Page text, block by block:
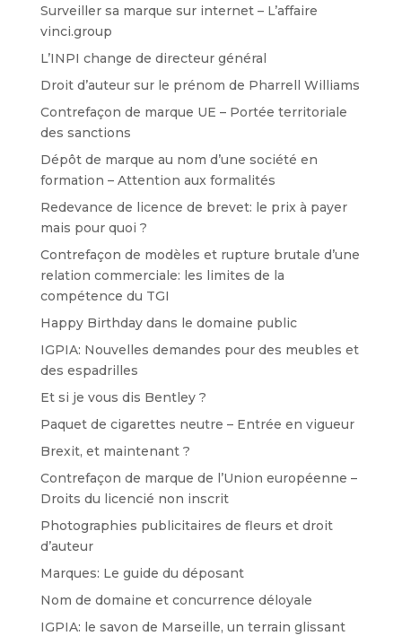
Surveiller sa marque sur internet – L’affaire
vinci.group
L’INPI change de directeur général
Droit d’auteur sur le prénom de Pharrell Williams
Contrefaçon de marque UE – Portée territoriale
des sanctions
Dépôt de marque au nom d’une société en
formation – Attention aux formalités
Redevance de licence de brevet: le prix à payer
mais pour quoi ?
Contrefaçon de modèles et rupture brutale d’une
relation commerciale: les limites de la
compétence du TGI
Happy Birthday dans le domaine public
IGPIA: Nouvelles demandes pour des meubles et
des espadrilles
Et si je vous dis Bentley ?
Paquet de cigarettes neutre – Entrée en vigueur
Brexit, et maintenant ?
Contrefaçon de marque de l’Union européenne –
Droits du licencié non inscrit
Photographies publicitaires de fleurs et droit
d’auteur
Marques: Le guide du déposant
Nom de domaine et concurrence déloyale
IGPIA: le savon de Marseille, un terrain glissant